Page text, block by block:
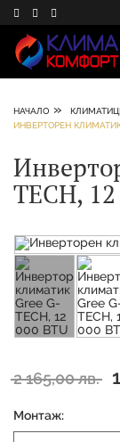
НАЧАЛО »
ИНВЕРТОРЕН КЛИМАТИК
TECH,
2 165,00 лв.
Монтаж: